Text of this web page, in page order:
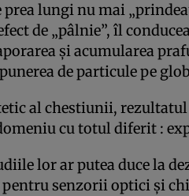
prea lungi nu mai
de „pâlnie”, îl
şi acumularea
de particule pe
al chestiunii,
cu totul diferit :
lor ar putea duce la
senzorii optici şi